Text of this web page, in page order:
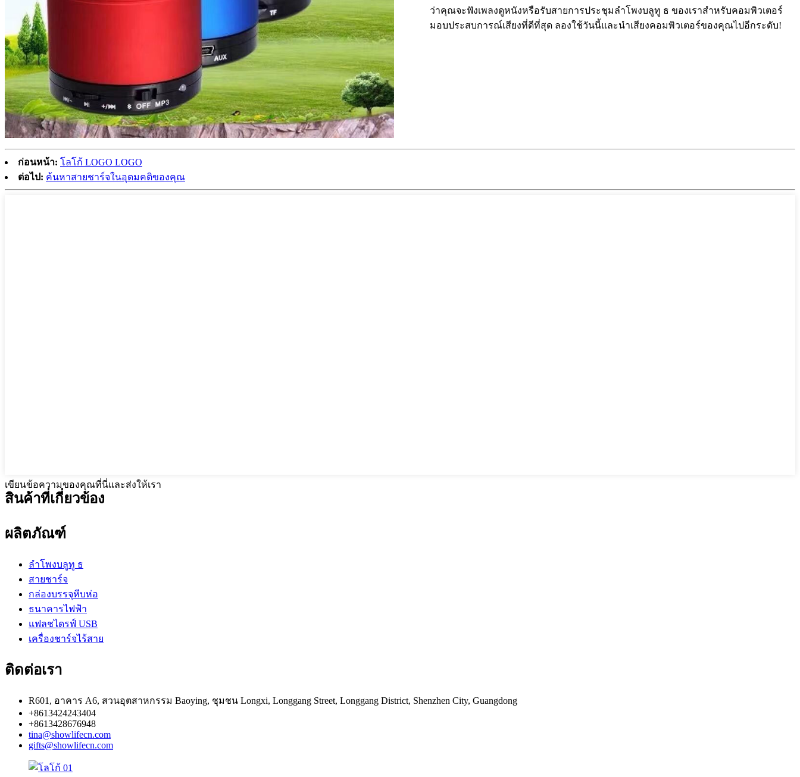
ว่าคุณจะฟังเพลงดูหนังหรือรับสายการประชุมลำโพงบลูทู ธ ของเราสำหรับคอมพิวเตอร์
มอบประสบการณ์เสียงที่ดีที่สุด ลองใช้วันนี้และนำเสียงคอมพิวเตอร์ของคุณไปอีกระดับ!
ก่อนหน้า: โลโก้ LOGO LOGO
ต่อไป: ค้นหาสายชาร์จในอุดมคติของคุณ
เขียนข้อความของคุณที่นี่และส่งให้เรา
สินค้าที่เกี่ยวข้อง
ผลิตภัณฑ์
ลำโพงบลูทู ธ
สายชาร์จ
กล่องบรรจุหีบห่อ
ธนาคารไฟฟ้า
แฟลชไดรฟ์ USB
เครื่องชาร์จไร้สาย
ติดต่อเรา
R601, อาคาร A6, สวนอุตสาหกรรม Baoying, ชุมชน Longxi, Longgang Street, Longgang District, Shenzhen City, Guangdong
+8613424243404
+8613428676948
tina@showlifecn.com
gifts@showlifecn.com